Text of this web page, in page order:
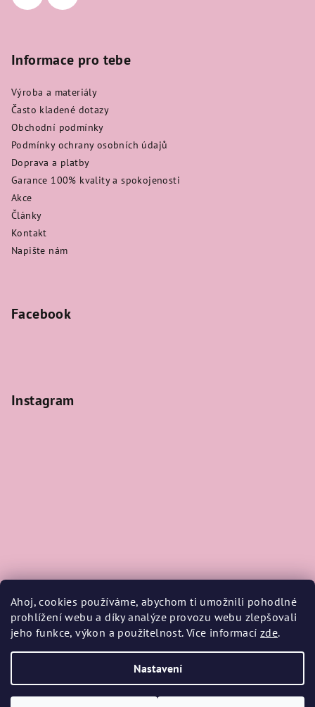
Ahoj, cookies používáme, abychom ti umožnili pohodlné
prohlížení webu a díky analýze provozu webu zlepšovali
jeho funkce, výkon a použitelnost. Více informací zde.
Nastavení
Informace pro tebe
Výroba a materiály
Často kladené dotazy
Obchodní podmínky
Podmínky ochrany osobních údajů
Doprava a platby
Garance 100% kvality a spokojenosti
Akce
Články
Kontakt
Napište nám
Facebook
Instagram
Sledovat na Instagramu
nastavení cookies